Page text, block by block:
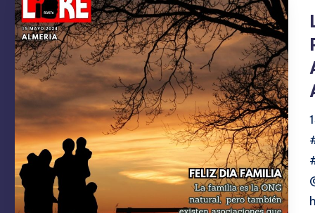
I
C
A
C
I
O
N